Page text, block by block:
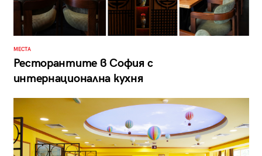
МЕСТА
Ресторантите в София с
интернационална кухня